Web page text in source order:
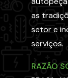
as
setor e
serviços.
RAZÃO